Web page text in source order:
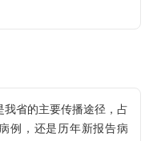
省的主要传播途径，占
例，还是历年新报告病